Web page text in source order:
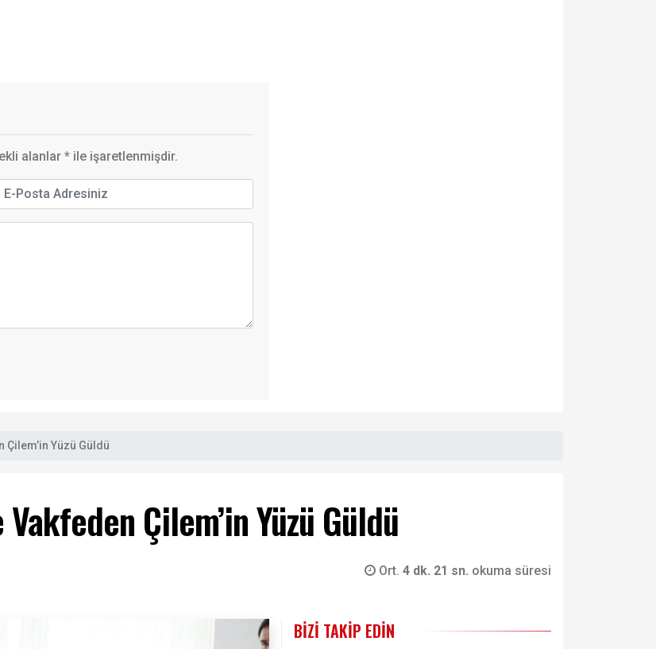
alanlar * ile işaretlenmişdir.
Yüzü Güldü
Çilem’in Yüzü Güldü
Ort. 4 dk. 21 sn. okuma süresi
BIZI TAKIP EDIN